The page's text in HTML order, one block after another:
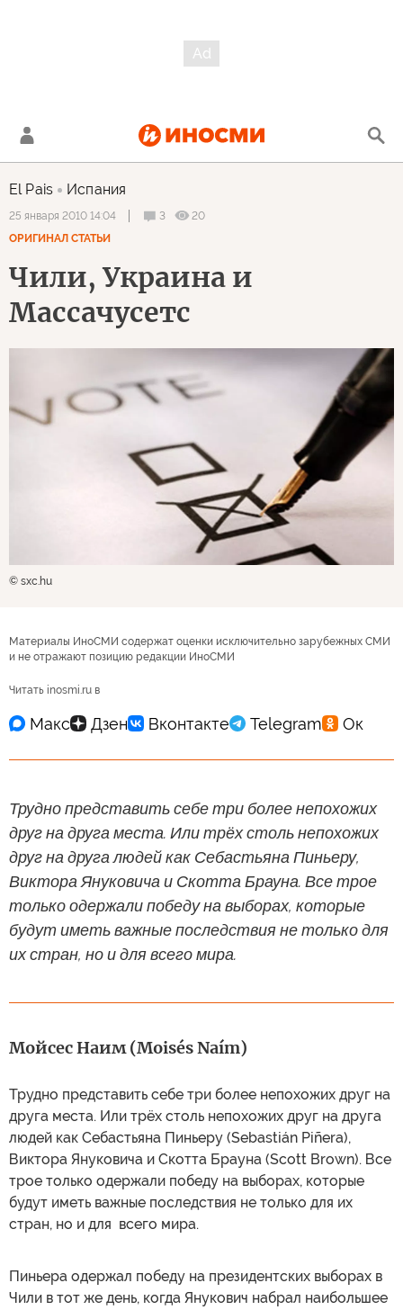
El Pais Испания
25 января 2010 14:04 3
20
ОРИГИНАЛ СТАТЬИ
Чили, Украина и
Массачусетс
© sxc.hu
Материалы ИноСМИ содержат оценки исключительно зарубежных СМИ
и не отражают позицию редакции ИноСМИ
Читать inosmi.ru в
Трудно представить себе три более непохожих
друг на друга места. Или трёх столь непохожих
друг на друга людей как Себастьяна Пиньеру,
Виктора Януковича и Скотта Брауна. Все трое
только одержали победу на выборах, которые
будут иметь важные последствия не только для
их стран, но и для всего мира.
Мойсес Наим (Moisés Naím)
Трудно представить себе три более непохожих друг на
друга места. Или трёх столь непохожих друг на друга
людей как Себастьяна Пиньеру (Sebastián Piñera),
Виктора Януковича и Скотта Брауна (Scott Brown). Все
трое только одержали победу на выборах, которые
будут иметь важные последствия не только для их
стран, но и для всего мира.
Пиньера одержал победу на президентских выборах в
Чили в тот же день, когда Янукович набрал наибольшее